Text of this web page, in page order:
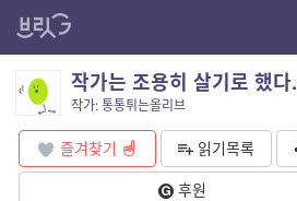
작가는 조용히 살기로 했다.
작가: 통통튀는올리브
즐겨찾기 읽기목록
후원